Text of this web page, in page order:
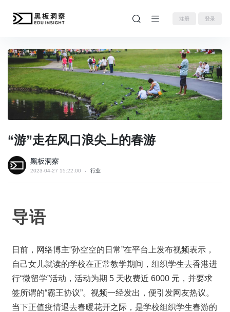
注册 登录
“游”走在风口浪尖上的春游
黑板洞察
2023-04-27 15:22:00 行业
导语
日前，网络博主“孙空空的日常”在平台上发布视频表示，
自己女儿就读的学校在正常教学期间，组织学生去香港进
行“微留学”活动，活动为期 5 天收费近 6000 元，并要求
签所谓的“霸王协议”。视频一经发出，便引发网友热议。
当下正值疫情退去春暖花开之际，是学校组织学生春游的